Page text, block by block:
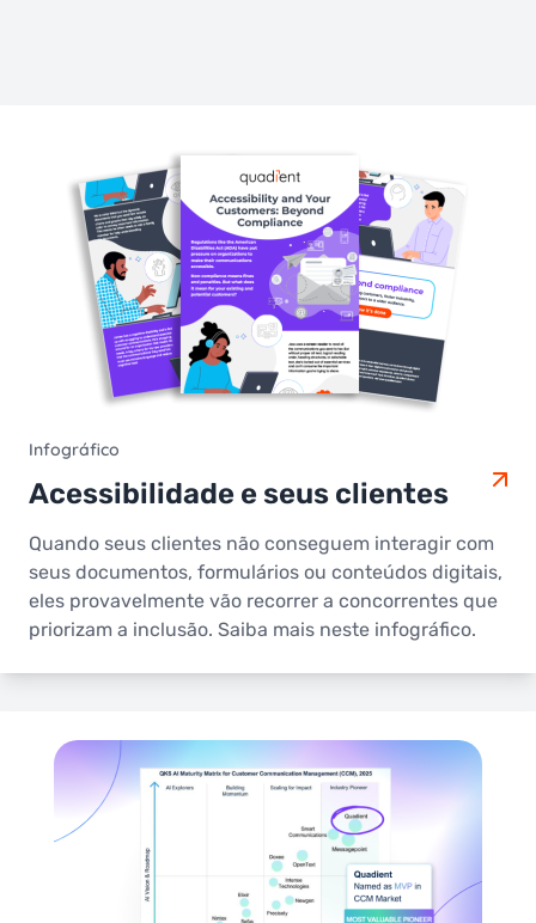
Infográfico
Acessibilidade e seus clientes
Quando seus clientes não conseguem interagir com
seus documentos, formulários ou conteúdos digitais,
eles provavelmente vão recorrer a concorrentes que
priorizam a inclusão. Saiba mais neste infográfico.